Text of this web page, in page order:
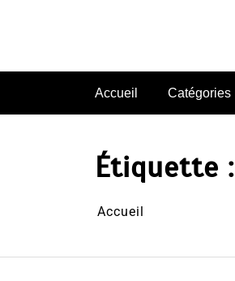
Accueil Catégories
Étiquette :
Accueil